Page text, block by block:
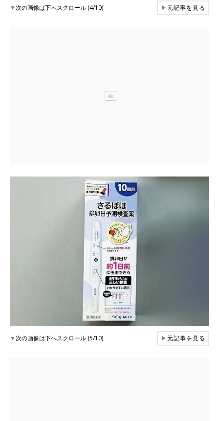
▼次の画像は下へスクロール (4/10) ▶元記事を見る
▼次の画像は下へスクロール (5/10) ▶元記事を見る